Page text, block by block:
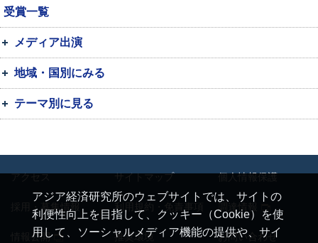
受賞一覧
メディア出演
地域・国別にみる
テーマ別に見る
アジア経済研究所のウェブサイトでは、サイトの
利便性向上を目指して、クッキー（Cookie）を使
用して、ソーシャルメディア機能の提供や、サイ
アクセス サイトマップ 個人情報保護
採用・募集情報 利用規約・免責事項
情報公開 推奨環境 お問い合わせ